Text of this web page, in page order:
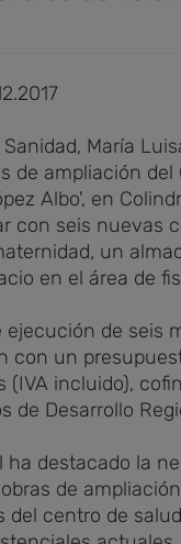
María
de ampliación del
Albo', en
con seis nuevas
un
en el área de
ejecución de seis
con un
(IVA incluido),
de Desarrollo
ha destacado la
de
del centro de